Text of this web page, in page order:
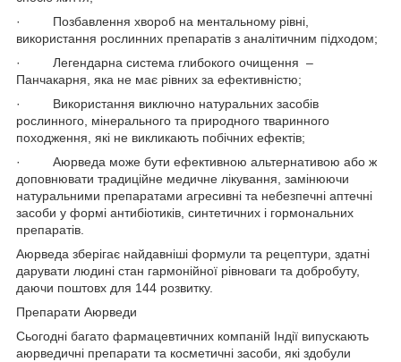
· Позбавлення хвороб на ментальному рівні,
використання рослинних препаратів з аналітичним підходом;
· Легендарна система глибокого очищення –
Панчакарня, яка не має рівних за ефективністю;
· Використання виключно натуральних засобів
рослинного, мінерального та природного тваринного
походження, які не викликають побічних ефектів;
· Аюрведа може бути ефективною альтернативою або ж
доповнювати традиційне медичне лікування, замінюючи
натуральними препаратами агресивні та небезпечні аптечні
засоби у формі антибіотиків, синтетичних і гормональних
препаратів.
Аюрведа зберігає найдавніші формули та рецептури, здатні
дарувати людині стан гармонійної рівноваги та добробуту,
даючи поштовх для 144 розвитку.
Препарати Аюрведи
Сьогодні багато фармацевтичних компаній Індії випускають
аюрведичні препарати та косметичні засоби, які здобули